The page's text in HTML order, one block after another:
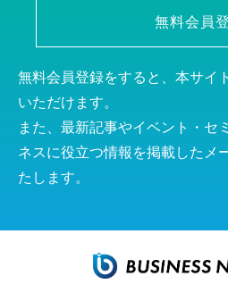
無料会員
無料会員登録をすると、本サイ
いただけます。
また、最新記事やイベント・セ
ネスに役立つ情報を掲載したメ
たします。